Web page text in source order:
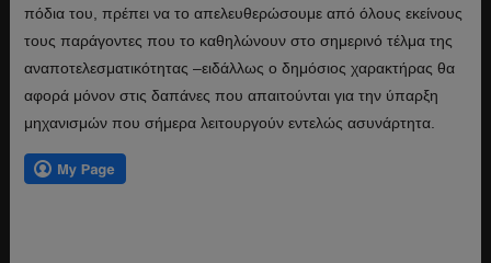
πόδια του, πρέπει να το απελευθερώσουμε από όλους εκείνους
τους παράγοντες που το καθηλώνουν στο σημερινό τέλμα της
αναποτελεσματικότητας –ειδάλλως ο δημόσιος χαρακτήρας θα
αφορά μόνον στις δαπάνες που απαιτούνται για την ύπαρξη
μηχανισμών που σήμερα λειτουργούν εντελώς ασυνάρτητα.